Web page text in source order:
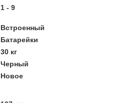
1 - 9
Встроенный
Батарейки
30 кг
Черный
Новое